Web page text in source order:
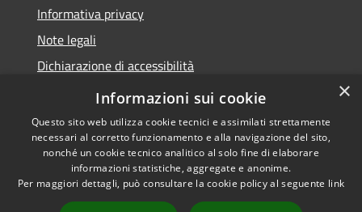
Informativa privacy
Note legali
Dichiarazione di accessibilità
Dichiarazione di accessibilità App Municipium
Accessibilità
Copyright © 2026 • Comune di
Falcade • Powered by
×
Informazioni sui cookie
Questo sito web utilizza cookie tecnici e assimilati strettamente
necessari al corretto funzionamento e alla navigazione del sito,
nonché un cookie tecnico analitico al solo fine di elaborare
informazioni statistiche, aggregate e anonime.
Per maggiori dettagli, può consultare la cookie policy al seguente link